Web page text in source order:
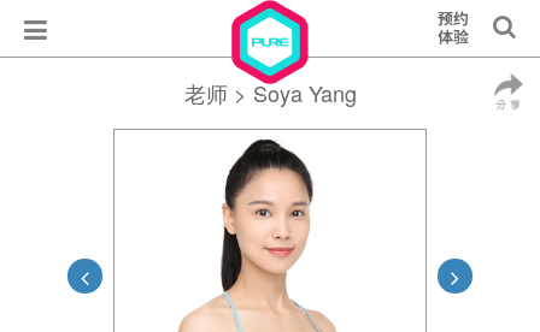
老师> Soya Yang